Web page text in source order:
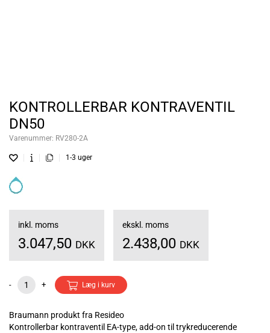
KONTROLLERBAR KONTRAVENTIL
DN50
Varenummer: RV280-2A
1-3 uger
inkl. moms
3.047,50 DKK
ekskl. moms
2.438,00 DKK
- + Læg i kurv
Braumann produkt fra Resideo
Kontrollerbar kontraventil EA-type, add-on til trykreducerende